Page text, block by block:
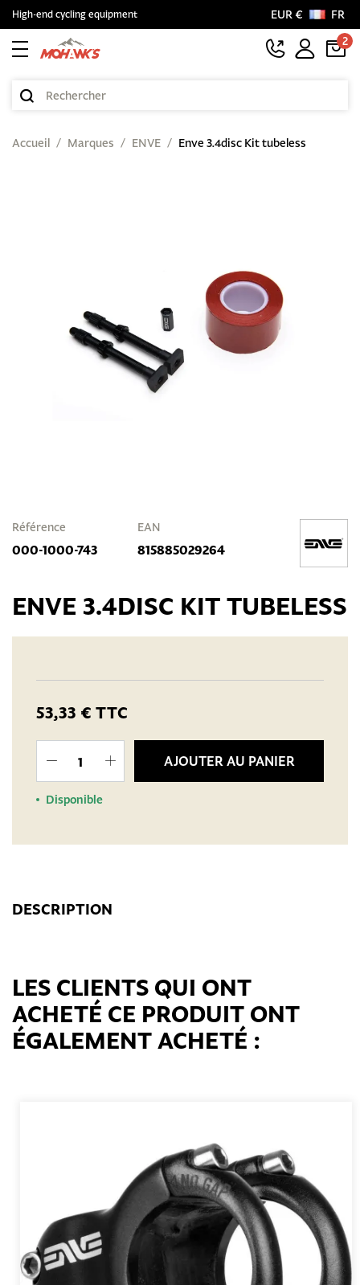
High-end cycling equipment EUR €
FR
2
Accueil Marques ENVE Enve 3.4disc Kit tubeless
Référence
000-1000-743
EAN
815885029264
ENVE 3.4DISC KIT TUBELESS
53,33 € TTC
AJOUTER AU PANIER
Disponible
DESCRIPTION
LES CLIENTS QUI ONT
ACHETÉ CE PRODUIT ONT
ÉGALEMENT ACHETÉ :